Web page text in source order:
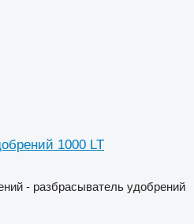
1000 LT
- разбрасыватель удобрений